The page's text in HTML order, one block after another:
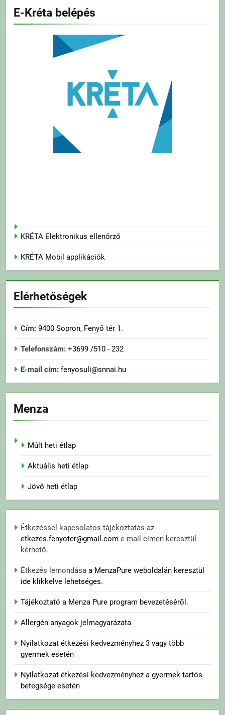
E-Kréta belépés
KRÉTA Elektronikus ellenőrző
KRÉTA Mobil applikációk
Elérhetőségek
Cím: 9400 Sopron, Fenyő tér 1.
Telefonszám: +3699 /510 - 232
E-mail cím: fenyosuli@snnai.hu
Menza
Múlt heti étlap
Aktuális heti étlap
Jövő heti étlap
Étkezéssel kapcsolatos tájékoztatás az
etkezes.fenyoter@gmail.com e-mail címen keresztül
kérhető.
Étkezés lemondása a MenzaPure weboldalán keresztül
ide klikkelve lehetséges.
Tájékoztató a Menza Pure program bevezetéséről.
Allergén anyagok jelmagyarázata
Nyilatkozat étkezési kedvezményhez 3 vagy több
gyermek esetén
Nyilatkozat étkezési kedvezményhez a gyermek tartós
betegsége esetén